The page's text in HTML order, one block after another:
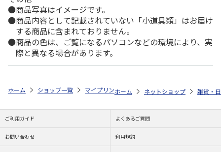
商品写真はイメージです。
商品内容として記載されていない「小道具類」はお届け
する商品に含まれておりません。
商品の色は、ご覧になるパソコンなどの環境により、実
際と異なる場合があります。
ホーム ショップ一覧 マイプリント シルエットプレート【マンチ
ホーム ネットショップ 雑貨・
ご利用ガイド よくあるご質問
お問い合わせ 利用規約